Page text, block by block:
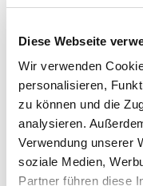
Diese Webseite
Wir verwenden
personalisieren,
zu können und die
analysieren.
Verwendung unserer
soziale Medien,
Partner führen diese
Passform
All unsere Schuhe
auf die Bedürfnisse
von Kindern
ausgerichtet. Sie
bieten optimalen